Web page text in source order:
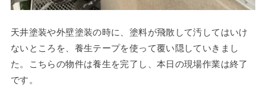
天井塗装や外壁塗装の時に、塗料が飛散して汚してはいけ
ないところを、養生テープを使って覆い隠していきまし
た。こちらの物件は養生を完了し、本日の現場作業は終了
です。